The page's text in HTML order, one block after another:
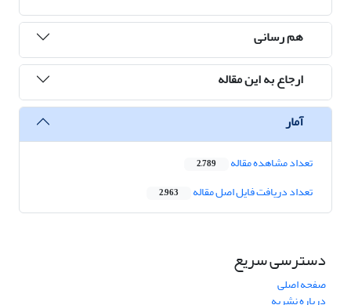
هم رسانی
ارجاع به این مقاله
آمار
تعداد مشاهده مقاله 2,789
تعداد دریافت فایل اصل مقاله 2,963
دسترسی سریع
صفحه اصلی